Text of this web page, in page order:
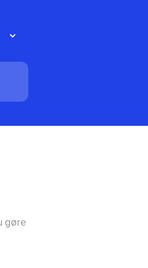
gøre